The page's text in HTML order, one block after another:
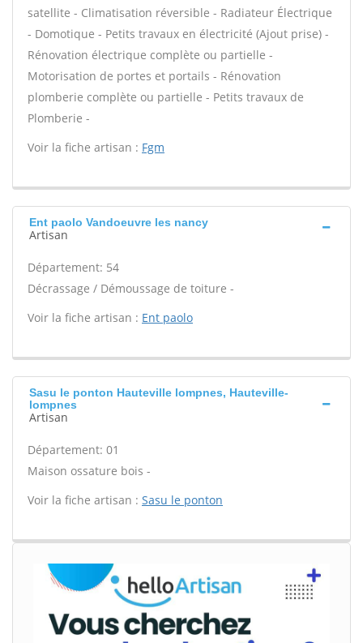
satellite - Climatisation réversible - Radiateur Électrique
- Domotique - Petits travaux en électricité (Ajout prise) -
Rénovation électrique complète ou partielle -
Motorisation de portes et portails - Rénovation
plomberie complète ou partielle - Petits travaux de
Plomberie -
Voir la fiche artisan : Fgm
Ent paolo Vandoeuvre les nancy
Artisan
Département: 54
Décrassage / Démoussage de toiture -
Voir la fiche artisan : Ent paolo
Sasu le ponton Hauteville lompnes, Hauteville-
lompnes
Artisan
Département: 01
Maison ossature bois -
Voir la fiche artisan : Sasu le ponton